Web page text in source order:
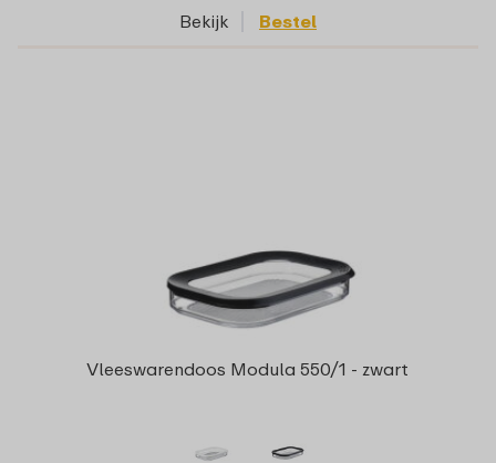
Bekijk Bestel
Vleeswarendoos Modula 550/1 - zwart